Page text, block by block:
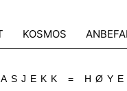
KOSMOS
=